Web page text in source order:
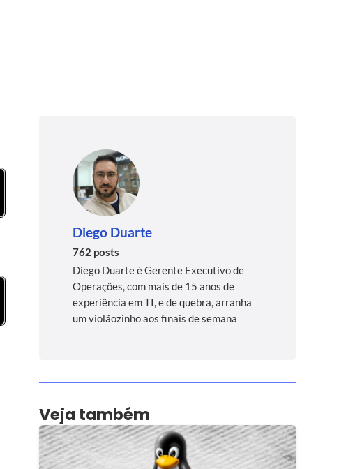
Diego Duarte
762 posts
Diego Duarte é Gerente Executivo de
Operações, com mais de 15 anos de
experiência em TI, e de quebra, arranha
um violãozinho aos finais de semana
Veja também